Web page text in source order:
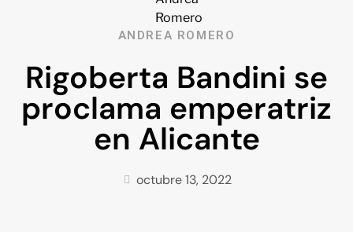
ANDREA ROMERO
Rigoberta Bandini se
proclama emperatriz
en Alicante
octubre 13, 2022